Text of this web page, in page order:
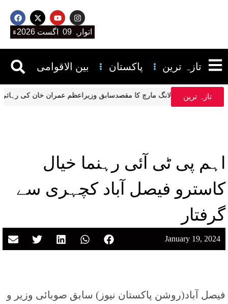
اتوار, 09 اگست 2026ء
بین الاقوامی پاکستان تازہ ترین
تازہ ترین لانگ مارچ کا مقصدسابق وزیراعظم عمران خان کی
اہم پی ٹی آئی رہنما خیال
کاسترو فیصل آباد کچہری سے
گرفتار
January 19, 2024
فیصل آباد(روشن پاکستان نیوز) سابق صوبائی وزیر و